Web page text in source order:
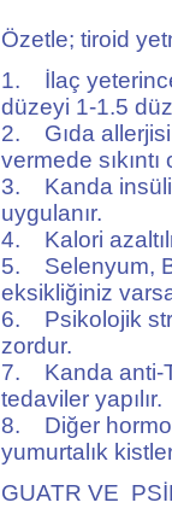
Özetle; tiroid
1. İlaç
düzeyi 1-1.5
2. Gıda allerjisi
vermede sıkıntı
3. Kanda
uygulanır.
4. Kalori
5. Selenyum,
eksikliğiniz
6. Psikolojik
zordur.
7. Kanda anti-
tedaviler yapılır.
8. Diğer hormon
yumurtalık
GUATR VE